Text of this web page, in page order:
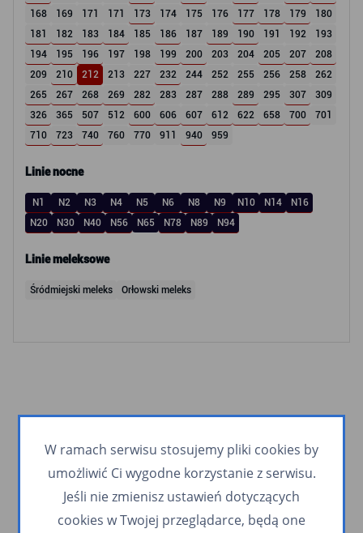
168
169 171 171 173 174 175 176 177 178 179
180
181
182 183 184 185 186 187 189 190 191 192
193
194
195 196 197 198 199 200 203 204 205 207
208
209
210 212 213 227 232 244 252 255 256 258
262
265
267 268 269 282 283 287 288 289 295 307
309
326
365 507 512 600 606 607 612 622 658 700
701
710
723 740 760 770 911 940 959
Linie nocne
N1 N2 N3 N4 N5 N6 N8 N9 N10 N14
N16
N20
N30 N40 N56 N65 N78 N89 N94
Linie meleksowe
Śródmiejski meleks Orłowski meleks
W ramach serwisu stosujemy pliki cookies by
umożliwić Ci wygodne korzystanie z serwisu.
Jeśli nie zmienisz ustawień dotyczących
cookies w Twojej przeglądarce, będą one